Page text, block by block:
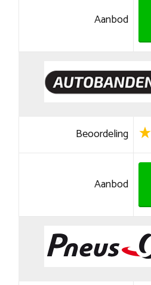
Aanbod
Beoordeling
Aanbod